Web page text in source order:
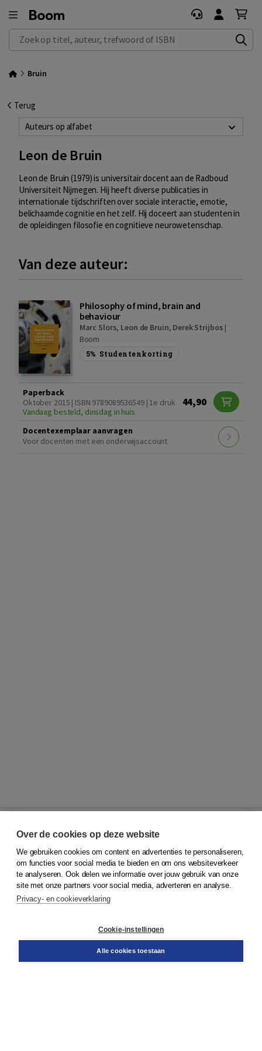
Zoek op titel, auteur, trefwoord of ISBN
Bruin
Terug
Auteurs op alfabet
Leon de Bruin
Leon de Bruin (1979) is universitair docent aan de Radboud
Universiteit Nijmegen. Hij heeft diverse publicaties in
internationale tijdschriften over sociale interactie, emotie,
belichaamde cognitie en het zelf. Hij doceert aan studenten in
de opleidingen filosofie en cognitieve neurowetenschap.
Van deze auteur:
Philosophy of mind, brain and
behaviour
Marc Slors, Leon de Bruin, Derek Strijbos |
Boom
5% Studentenkorting
Paperback
Oktober 2015 | ISBN 9789089536549 | 1e druk
Vandaag besteld, dinsdag in huis
44,90
Docentexemplaar aanvragen
Voor docenten met een onderwijsaccount
© 2026Koninklijke Boom uitgevers
Klantenservice
Service & informatie
Contact
Over de cookies op deze website
We gebruiken cookies om content en advertenties te personaliseren,
om functies voor social media te bieden en om ons websiteverkeer
te analyseren. Ook delen we informatie over jouw gebruik van onze
site met onze partners voor social media, adverteren en analyse.
Privacy- en cookieverklaring
Cookie-instellingen
Alle cookies toestaan